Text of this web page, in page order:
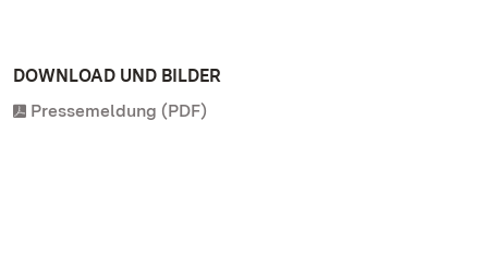
DOWNLOAD UND BILDER
Pressemeldung (PDF)